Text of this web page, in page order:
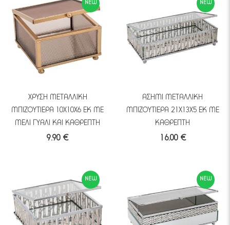
NEW
ΧΡΥΣΗ ΜΕΤΑΛΛΙΚΗ
ΜΠΙΖΟΥΤΙΕΡΑ 10Χ10Χ6 ΕΚ ΜΕ
ΜΕΛΙ ΓΥΑΛΙ ΚΑΙ ΚΑΘΡΕΠΤΗ
9.90 €
NEW
ΑΣΗΜΙ ΜΕΤΑΛΛΙΚΗ
ΜΠΙΖΟΥΤΙΕΡΑ 21Χ13Χ5 ΕΚ ΜΕ
ΚΑΘΡΕΠΤΗ
16.00 €
NEW NEW